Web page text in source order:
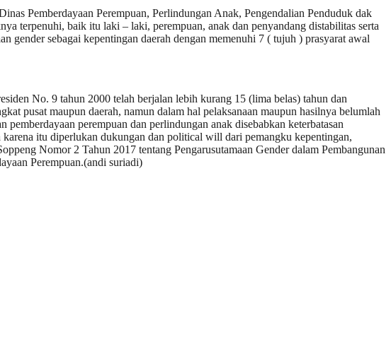
Pemberdayaan Perempuan, Perlindungan Anak, Pengendalian Penduduk dak
terpenuhi, baik itu laki – laki, perempuan, anak dan penyandang distabilitas serta
gender sebagai kepentingan daerah dengan memenuhi 7 ( tujuh ) prasyarat awal
No. 9 tahun 2000 telah berjalan lebih kurang 15 (lima belas) tahun dan
pusat maupun daerah, namun dalam hal pelaksanaan maupun hasilnya belumlah
perempuan dan perlindungan anak disebabkan keterbatasan
itu diperlukan dukungan dan political will dari pemangku kepentingan,
Nomor 2 Tahun 2017 tentang Pengarusutamaan Gender dalam Pembangunan
Perempuan.(andi suriadi)